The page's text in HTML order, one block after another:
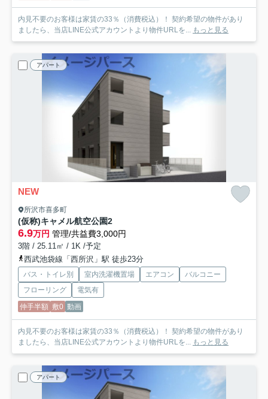
内見不要のお客様は家賃の33％（消費税込）！ 契約希望の物件があり
ましたら、当店LINE公式アカウントより物件URLを... もっと見る
アパート
NEW
所沢市喜多町
(仮称)キャメル航空公園2
6.9万円 管理/共益費3,000円
3階 / 25.11㎡ / 1K /予定
西武池袋線「西所沢」駅 徒歩23分
バス・トイレ別 室内洗濯機置場 エアコン
バルコニー
フローリング
電気有
仲手半額 敷0 動画
内見不要のお客様は家賃の33％（消費税込）！ 契約希望の物件があり
ましたら、当店LINE公式アカウントより物件URLを... もっと見る
アパート